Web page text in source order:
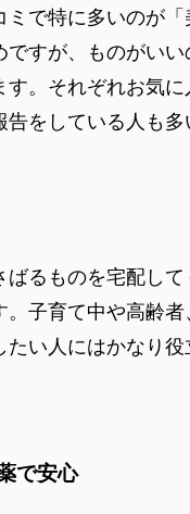
ミで特に多いのが
ですが、ものがいい
す。それぞれお気に
告をしている人も多
ばるものを宅配して
。子育て中や高齢
たい人にはかなり役
で安心